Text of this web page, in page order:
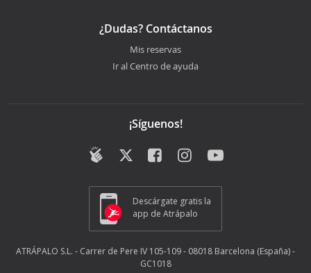
¿Dudas? Contáctanos
Mis reservas
Ir al Centro de ayuda
¡Síguenos!
Descárgate gratis la
app de Atrápalo
ATRÁPALO S.L. - Carrer de Pere IV 105-109 - 08018 Barcelona (España) -
GC1018